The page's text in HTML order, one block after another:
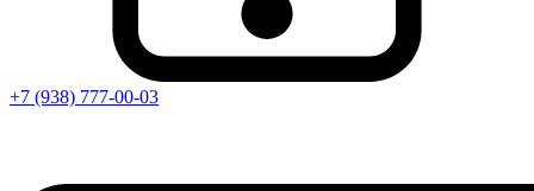
+7 (938) 777-00-03